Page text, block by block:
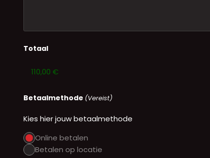
Totaal
Betaalmethode (Vereist)
Kies hier jouw betaalmethode
Online betalen
Betalen op locatie